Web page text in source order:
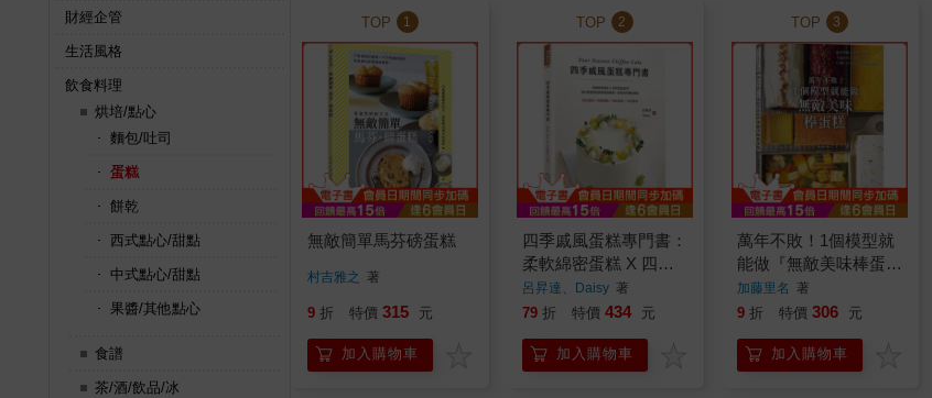
財經企管
生活風格
飲食料理
烘培/點心
麵包/吐司
蛋糕
餅乾
西式點心/甜點
中式點心/甜點
果醬/其他點心
食譜
茶/酒/飲品/冰
TOP 1
無敵簡單馬芬磅蛋糕
村吉雅之 著
9 折 特價 315 元
加入購物車
TOP 2
四季戚風蛋糕專門書：
柔軟綿密蛋糕 X 四季
更迭花草，結合戚風蛋
糕與鮮奶油裝飾，探索
呂昇達、Daisy著
79 折 特價 434 元
加入購物車
TOP 3
萬年不敗！1個模型就
能做『無敵美味棒蛋
糕』從起司蛋糕、蜂蜜
蛋糕 到水羊羹，洋菓
加藤里名 著
9 折 特價 306 元
加入購物車